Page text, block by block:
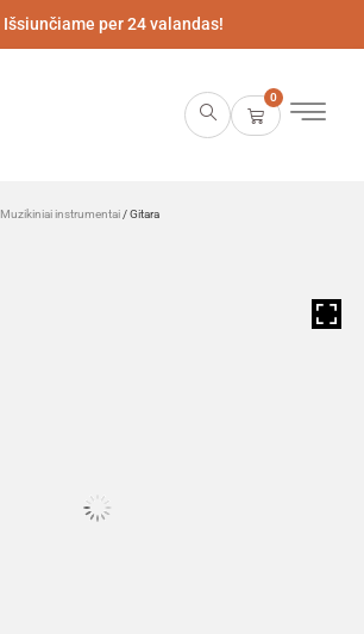
Išsiunčiame per 24 valandas!
0
Muzikiniai instrumentai / Gitara